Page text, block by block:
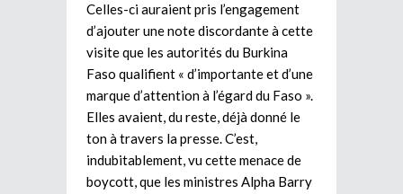
Celles-ci auraient pris l’engagement
d’ajouter une note discordante à cette
visite que les autorités du Burkina
Faso qualifient « d’importante et d’une
marque d’attention à l’égard du Faso ».
Elles avaient, du reste, déjà donné le
ton à travers la presse. C’est,
indubitablement, vu cette menace de
boycott, que les ministres Alpha Barry